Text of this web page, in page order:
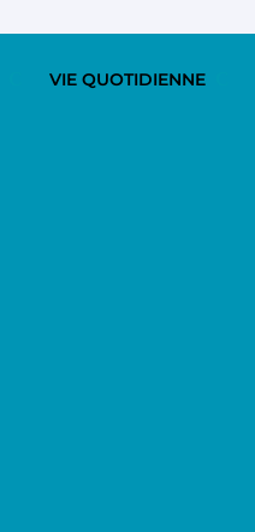
VIE QUOTIDIENNE